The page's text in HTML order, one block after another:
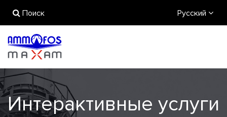
Поиск Русский
Интерактивные услуги